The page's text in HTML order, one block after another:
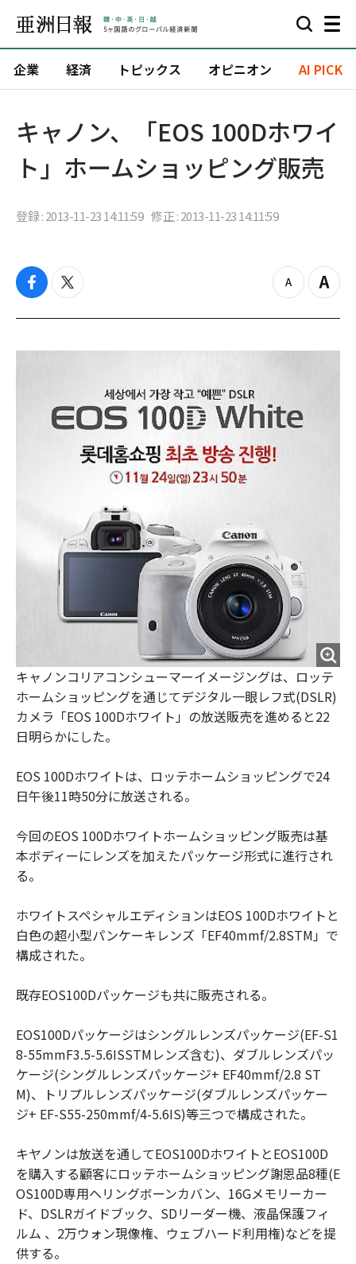
企業 経済 トピックス オピニオン AI PICK
キャノン、「EOS 100Dホワイ
ト」ホームショッピング販売
登録 : 2013-11-23 14:11:59 修正 : 2013-11-23 14:11:59
f
c
b
t
i
t
z
o
o
Z
o
i
キャノンコリアコンシューマーイメージングは、ロッテ
ホームショッピングを通じてデジタル一眼レフ式(DSLR)
カメラ「EOS 100Dホワイト」の放送販売を進めると22
日明らかにした。
EOS 100Dホワイトは、ロッテホームショッピングで24
日午後11時50分に放送される。
今回のEOS 100Dホワイトホームショッピング販売は基
本ボディーにレンズを加えたパッケージ形式に進行され
る。
ホワイトスペシャルエディションはEOS 100Dホワイトと
白色の超小型パンケーキレンズ「EF40mmf/2.8STM」で
構成された。
既存EOS100Dパッケージも共に販売される。
EOS100Dパッケージはシングルレンズパッケージ(EF-S1
8-55mmF3.5-5.6ISSTMレンズ含む)、ダブルレンズパッ
ケージ(シングルレンズパッケージ+ EF40mmf/2.8 ST
M)、トリプルレンズパッケージ(ダブルレンズパッケー
ジ+ EF-S55-250mmf/4-5.6IS)等三つで構成された。
キヤノンは放送を通してEOS100DホワイトとEOS100D
を購入する顧客にロッテホームショッピング謝恩品8種(E
OS100D専用ヘリングボーンカバン、16Gメモリーカー
ド、DSLRガイドブック、SDリーダー機、液晶保護フィ
ルム 、2万ウォン現像権、ウェブハード利用権)などを提
供する。